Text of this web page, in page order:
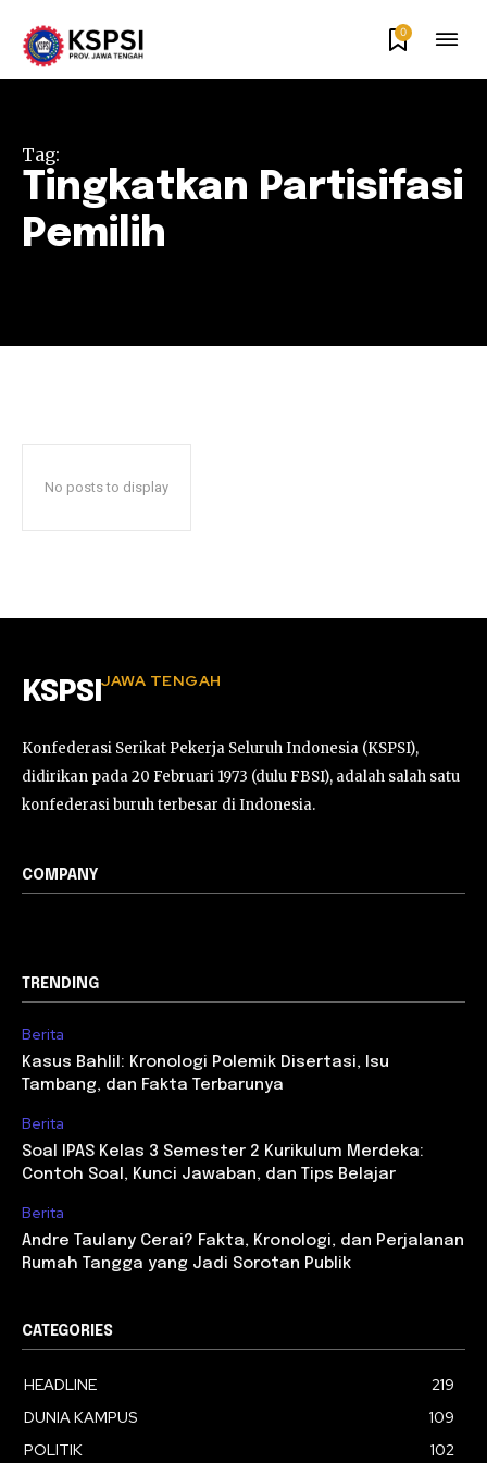
0
Tag:
Tingkatkan Partisifasi
Pemilih
No posts to display
KSPSI JAWA TENGAH
Konfederasi Serikat Pekerja Seluruh Indonesia (KSPSI),
didirikan pada 20 Februari 1973 (dulu FBSI), adalah salah satu
konfederasi buruh terbesar di Indonesia.
COMPANY
TRENDING
Berita
Kasus Bahlil: Kronologi Polemik Disertasi, Isu
Tambang, dan Fakta Terbarunya
Berita
Soal IPAS Kelas 3 Semester 2 Kurikulum Merdeka:
Contoh Soal, Kunci Jawaban, dan Tips Belajar
Berita
Andre Taulany Cerai? Fakta, Kronologi, dan Perjalanan
Rumah Tangga yang Jadi Sorotan Publik
CATEGORIES
HEADLINE
219
DUNIA KAMPUS
109
POLITIK
102